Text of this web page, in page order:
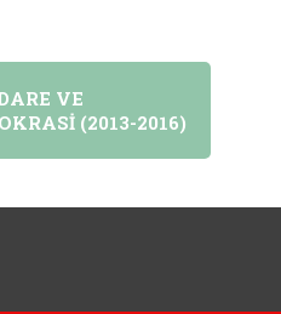
VE
(2013-2016)